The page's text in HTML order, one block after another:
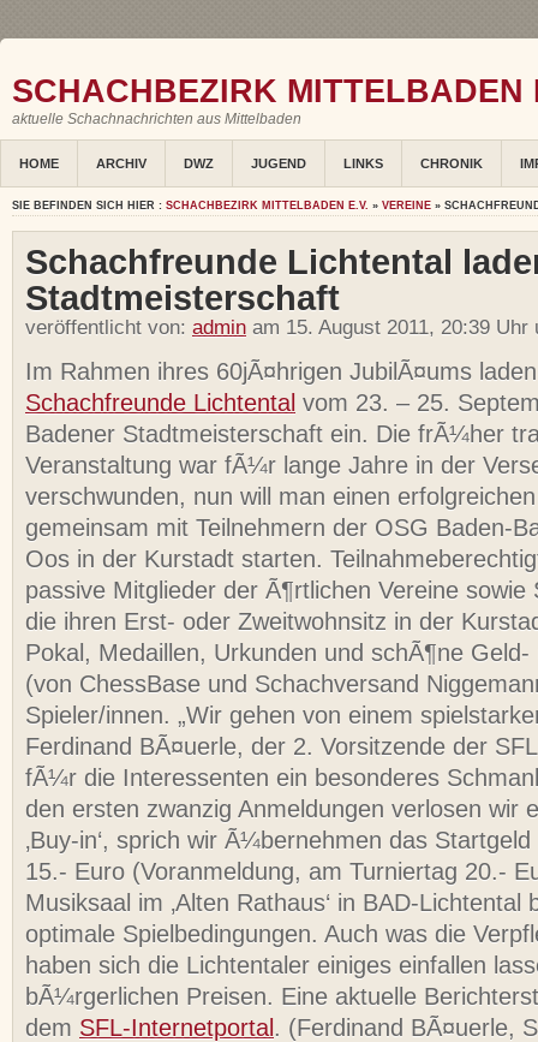
SCHACHBEZIRK MITTELBADEN
aktuelle Schachnachrichten aus Mittelbaden
HOME ARCHIV DWZ JUGEND LINKS CHRONIK
SIE BEFINDEN SICH HIER : SCHACHBEZIRK MITTELBADEN E.V. » VEREINE »
Schachfreunde Lichtental
Stadtmeisterschaft
veröffentlicht von: admin am 15. August 2011, 20:39
Im Rahmen ihres 60jÃ¤hrigen JubilÃ¤ums
Schachfreunde Lichtental vom 23. – 25.
Badener Stadtmeisterschaft ein. Die frÃ¼her
Veranstaltung war fÃ¼r lange Jahre in der
verschwunden, nun will man einen
gemeinsam mit Teilnehmern der OSG Baden-
Oos in der Kurstadt starten.
passive Mitglieder der Ã¶rtlichen Vereine sowie
die ihren Erst- oder Zweitwohnsitz in der
Pokal, Medaillen, Urkunden und schÃ¶ne
(von ChessBase und Schachversand
Spieler/innen. „Wir gehen von einem
Ferdinand BÃ¤uerle, der 2. Vorsitzende der
fÃ¼r die Interessenten ein besonderes
den ersten zwanzig Anmeldungen verlosen wir
‚Buy-in‘, sprich wir Ã¼bernehmen das
15.- Euro (Voranmeldung, am Turniertag 20.-
Musiksaal im ‚Alten Rathaus‘ in BAD-Lichtental
optimale Spielbedingungen. Auch was die
haben sich die Lichtentaler einiges einfallen
bÃ¼rgerlichen Preisen. Eine aktuelle
dem SFL-Internetportal . (Ferdinand BÃ¤uerle,